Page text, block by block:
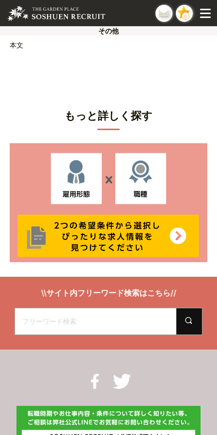
0
その他
本文
もっと詳しく探す
\\サイト内フリーワード検索はこちら//